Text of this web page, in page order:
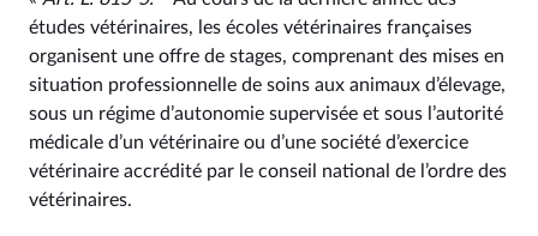
études vétérinaires, les écoles vétérinaires françaises
organisent une offre de stages, comprenant des mises en
situation professionnelle de soins aux animaux d’élevage,
sous un régime d’autonomie supervisée et sous l’autorité
médicale d’un vétérinaire ou d’une société d’exercice
vétérinaire accrédité par le conseil national de l’ordre des
vétérinaires.